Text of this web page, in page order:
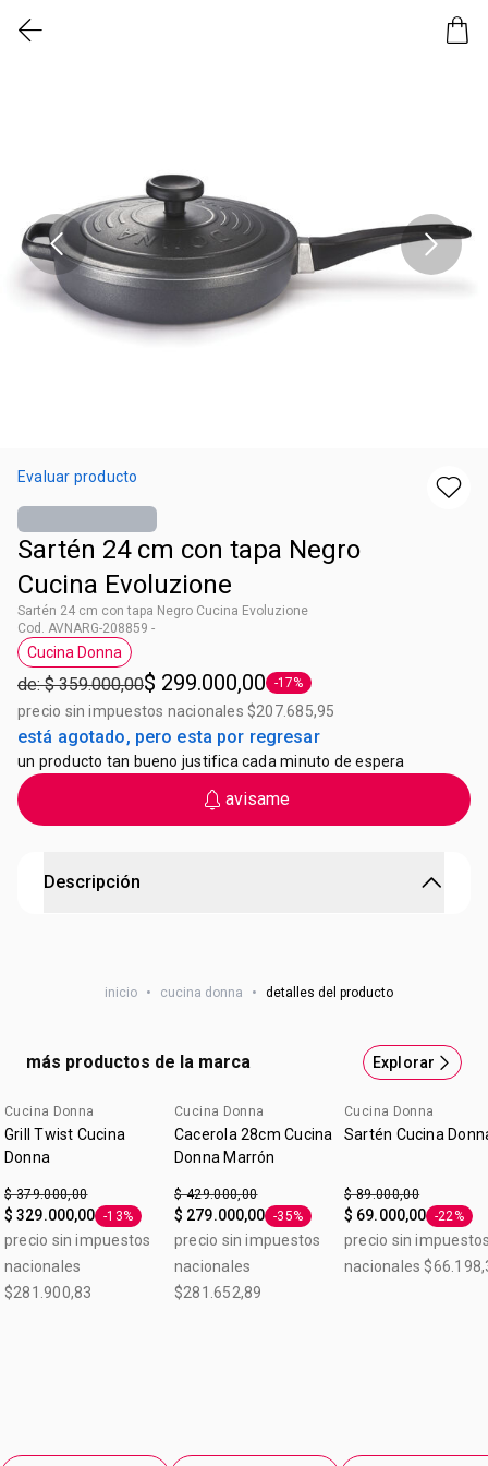
Evaluar producto
Sartén 24 cm con tapa Negro
Cucina Evoluzione
Sartén 24 cm con tapa Negro Cucina Evoluzione
Cod. AVNARG-208859 -
Etiqueta Cucina Donna
Cucina Donna
de: $ 359.000,00$ 299.000,00 Etiqueta -17%
-17%
precio sin impuestos nacionales $207.685,95
está agotado, pero esta por regresar
un producto tan bueno justifica cada minuto de espera
avisame
Descripción
antiadherente, resistente a rayaduras. Medidas: 24 cm de
inicio • cucina donna • detalles del producto
más productos de la marca Explorar
Cucina Donna
Grill Twist Cucina
Donna
$ 379.000,00
$ 329.000,00 Etiqueta -13%
-13%
precio sin impuestos
nacionales
$281.900,83
Cucina Donna
Cacerola 28cm Cucina
Donna Marrón
$ 429.000,00
$ 279.000,00 Etiqueta -35%
-35%
precio sin impuestos
nacionales
$281.652,89
Cucina Donna
Sartén Cucina
$ 89.000,00
$ 69.000,00 Etiqueta
-22%
precio sin
nacionales